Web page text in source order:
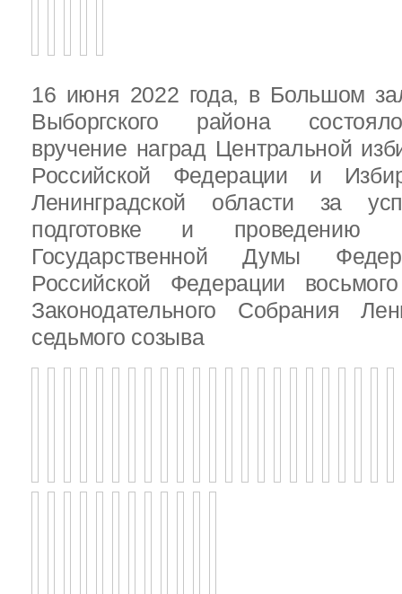
16 июня 2022 года, в Большом
Выборгского района
вручение наград Центральной
Российской Федерации и
Ленинградской области за
подготовке и проведению
Государственной Думы
Российской Федерации
Законодательного Собрания
седьмого созыва